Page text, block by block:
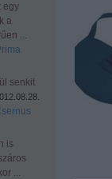
egy
a
...
senkit
is
...